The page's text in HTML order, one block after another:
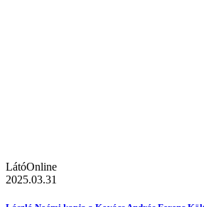
LátóOnline
2025.03.31